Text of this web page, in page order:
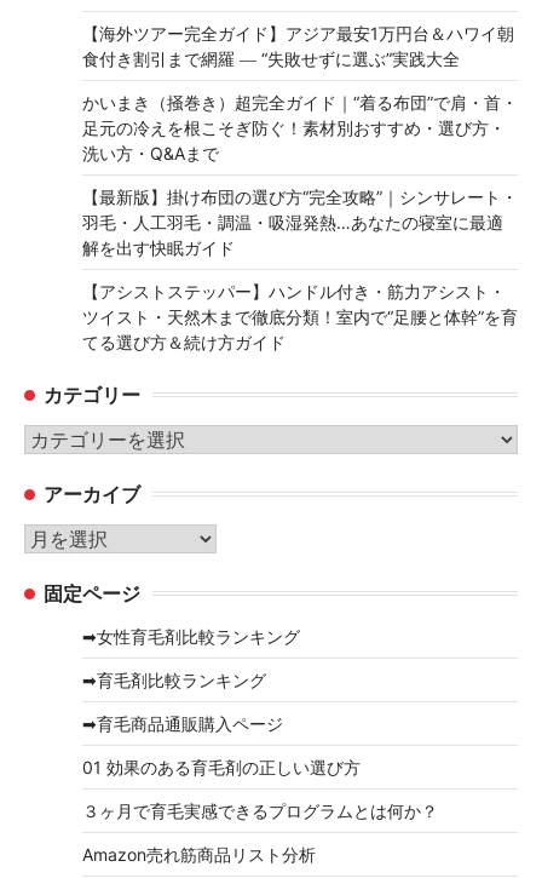
【海外ツアー完全ガイド】アジア最安1万円台＆ハワイ朝
食付き割引まで網羅 ― “失敗せずに選ぶ”実践大全
かいまき（掻巻き）超完全ガイド｜“着る布団”で肩・首・
足元の冷えを根こそぎ防ぐ！素材別おすすめ・選び方・
洗い方・Q&Aまで
【最新版】掛け布団の選び方“完全攻略”｜シンサレート・
羽毛・人工羽毛・調温・吸湿発熱…あなたの寝室に最適
解を出す快眠ガイド
【アシストステッパー】ハンドル付き・筋力アシスト・
ツイスト・天然木まで徹底分類！室内で“足腰と体幹”を育
てる選び方＆続け方ガイド
カテゴリー
カ
ゴ
リ
ー
アーカイブ
ア
カ 固定ページ
➡女性育毛剤比較ランキング
➡育毛剤比較ランキング
➡育毛商品通販購入ページ
01 効果のある育毛剤の正しい選び方
３ヶ月で育毛実感できるプログラムとは何か？
Amazon売れ筋商品リスト分析